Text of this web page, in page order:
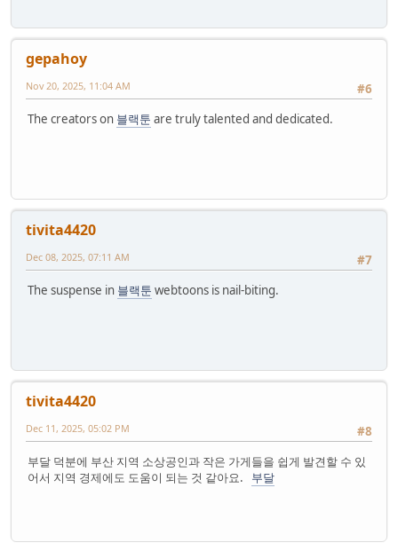
gepahoy
#6
Nov 20, 2025, 11:04 AM
The creators on 블랙툰 are truly talented and dedicated.
tivita4420
#7
Dec 08, 2025, 07:11 AM
The suspense in 블랙툰 webtoons is nail-biting.
tivita4420
#8
Dec 11, 2025, 05:02 PM
부달 덕분에 부산 지역 소상공인과 작은 가게들을 쉽게 발견할 수 있
어서 지역 경제에도 도움이 되는 것 같아요. 부달